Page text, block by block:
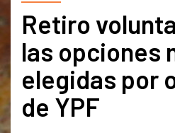
Retiro
las opciones
elegidas por
de YPF